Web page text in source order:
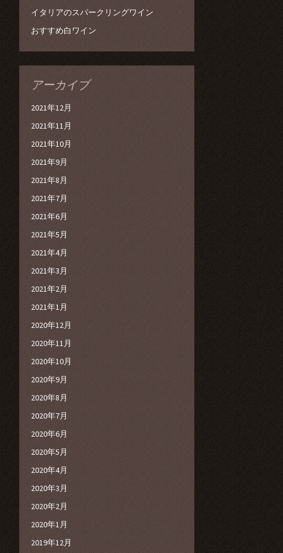
イタリアのスパークリングワイン
おすすめ白ワイン
アーカイブ
2021年12月
2021年11月
2021年10月
2021年9月
2021年8月
2021年7月
2021年6月
2021年5月
2021年4月
2021年3月
2021年2月
2021年1月
2020年12月
2020年11月
2020年10月
2020年9月
2020年8月
2020年7月
2020年6月
2020年5月
2020年4月
2020年3月
2020年2月
2020年1月
2019年12月